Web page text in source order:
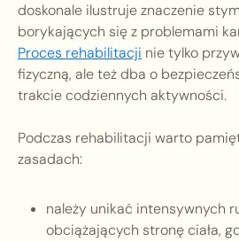
doskonale ilustruje znaczenie
borykających się z problemami
Proces rehabilitacji nie tylko
fizyczną, ale też dba o
trakcie codziennych aktywności.
Podczas rehabilitacji warto
zasadach:
należy unikać intensywnych
obciążających stronę ciała,